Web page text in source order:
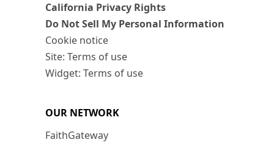
California Privacy Rights
Do Not Sell My Personal Information
Cookie notice
Site: Terms of use
Widget: Terms of use
OUR NETWORK
FaithGateway